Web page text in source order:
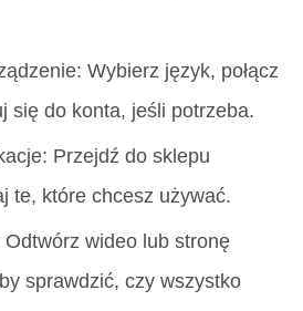
Wybierz język, połącz
się do konta, jeśli potrzeba.
Przejdź do sklepu
te, które chcesz używać.
Odtwórz wideo lub stronę
sprawdzić, czy wszystko